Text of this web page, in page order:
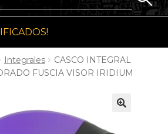
Integrales
CASCO INTEGRAL
FUSCIA VISOR IRIDIUM